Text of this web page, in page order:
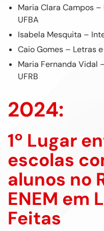
Maria Clara Campos
UFBA
Isabela Mesquita –
Caio Gomes – Letras
Maria Fernanda Vidal
UFRB
2024:
1º Lugar
escolas
alunos no
ENEM em
Feitas